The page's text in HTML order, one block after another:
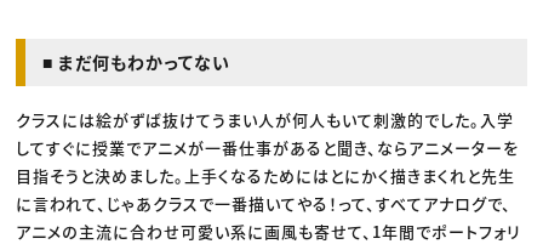
■ まだ何もわかってない
クラスには絵がずば抜けてうまい人が何人もいて刺激的でした。入学
してすぐに授業でアニメが一番仕事があると聞き、ならアニメーターを
目指そうと決めました。上手くなるためにはとにかく描きまくれと先生
に言われて、じゃあクラスで一番描いてやる！って、すべてアナログで、
アニメの主流に合わせ可愛い系に画風も寄せて、1年間でポートフォリ